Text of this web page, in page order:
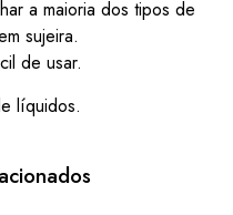
a maioria dos tipos de
sujeira.
de usar.
líquidos.